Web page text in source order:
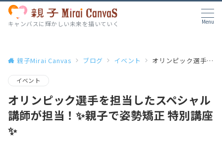
Menu
キャンバスに輝かしい未来を描いていく
親子Mirai Canvas ブログ イベント オリンピック選手を担当したスペシャル講師が担当！✨親子で姿勢矯正 特別講座✨
イベント
オリンピック選手を担当したスペシャル
講師が担当！✨親子で姿勢矯正 特別講座
✨